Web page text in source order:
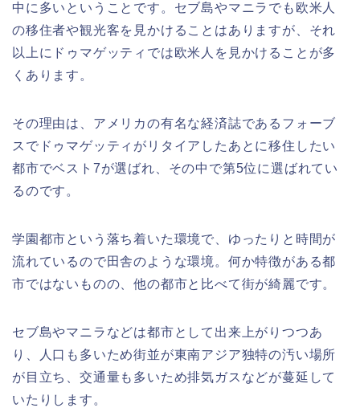
中に多いということです。セブ島やマニラでも欧米人
の移住者や観光客を見かけることはありますが、それ
以上にドゥマゲッティでは欧米人を見かけることが多
くあります。
その理由は、アメリカの有名な経済誌であるフォーブ
スでドゥマゲッティがリタイアしたあとに移住したい
都市でベスト7が選ばれ、その中で第5位に選ばれてい
るのです。
学園都市という落ち着いた環境で、ゆったりと時間が
流れているので田舎のような環境。何か特徴がある都
市ではないものの、他の都市と比べて街が綺麗です。
セブ島やマニラなどは都市として出来上がりつつあ
り、人口も多いため街並が東南アジア独特の汚い場所
が目立ち、交通量も多いため排気ガスなどが蔓延して
いたりします。